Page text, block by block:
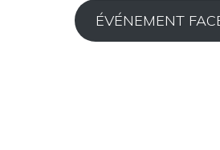
ÉVÉNEMENT